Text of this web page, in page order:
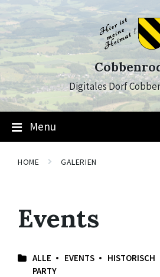
Skip
to
content
Skip
to
main
navigation
Skip
to
footer
Digitales Dorf
Menu
HOME GALERIEN
Events
ALLE EVENTS HISTORISCH
PARTY